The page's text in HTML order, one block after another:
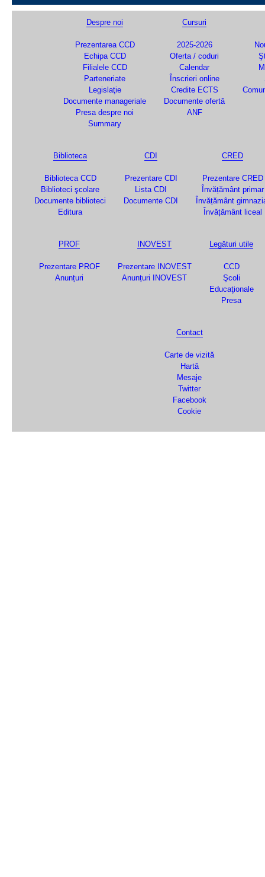
Despre noi
Prezentarea CCD
Echipa CCD
Filialele CCD
Parteneriate
Legislaţie
Documente manageriale
Presa despre noi
Summary
Cursuri
2025-2026
Oferta / coduri
Calendar
Înscrieri online
Credite ECTS
Documente ofertă
ANF
Biblioteca
Biblioteca CCD
Biblioteci şcolare
Documente biblioteci
Editura
CDI
Prezentare CDI
Lista CDI
Documente CDI
CRED
Prezentare CRED
Învățământ primar
Învățământ
Învățământ liceal
PROF
Prezentare PROF
Anunțuri
INOVEST
Prezentare INOVEST
Anunțuri INOVEST
Legături utile
CCD
Şcoli
Educaţionale
Presa
Contact
Carte de vizită
Hartă
Mesaje
Twitter
Facebook
Cookie